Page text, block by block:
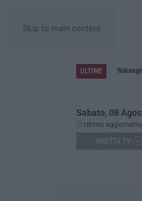
Skip to main content
ULTIME
Sabato, 08
Ultimo